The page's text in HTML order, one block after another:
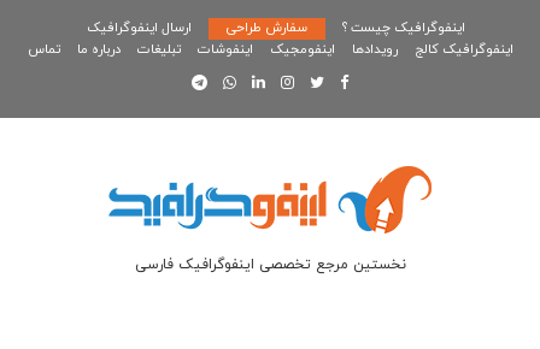
اینفوگرافیک چیست ؟ سفارش طراحی
ارسال اینفوگرافیک
اینفوگرافیک کالج
رویدادها اینفومجیک اینفوشات تبلیغات درباره ما تماس
نخستین مرجع تخصصی اینفوگرافیک فارسی